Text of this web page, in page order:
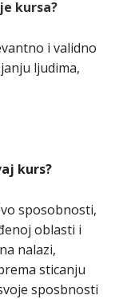
kursa?
i validno
ljudima,
kurs?
sposobnosti,
oblasti i
nalazi,
sticanju
sposbnosti